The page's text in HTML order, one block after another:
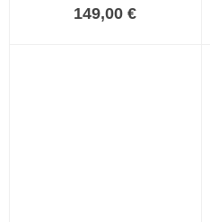
149,00 €